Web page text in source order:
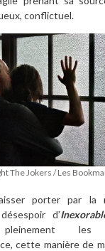
conflictuel.
The Jokers / Les
porter par la
d’
les
cette manière de